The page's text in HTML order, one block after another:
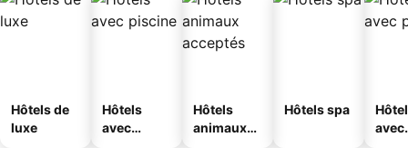
Hôtels de
luxe
Hôtels
avec
Hôtels
animaux
Hôtels spa
avec